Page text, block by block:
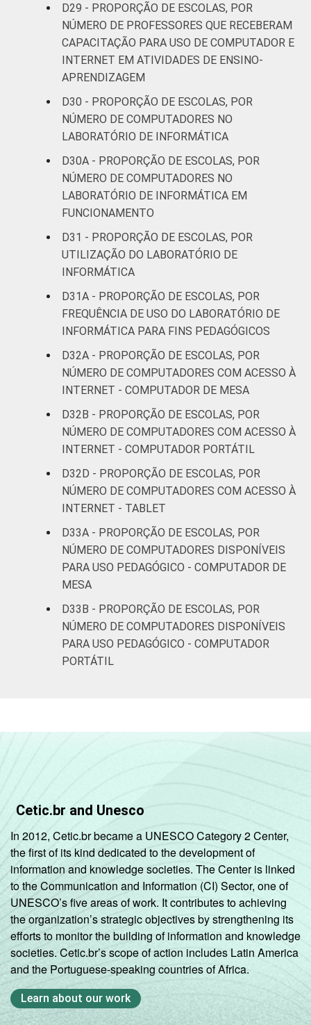
D29 - PROPORÇÃO DE ESCOLAS, POR
NÚMERO DE PROFESSORES QUE RECEBERAM
CAPACITAÇÃO PARA USO DE COMPUTADOR E
INTERNET EM ATIVIDADES DE ENSINO-
APRENDIZAGEM
D30 - PROPORÇÃO DE ESCOLAS, POR
NÚMERO DE COMPUTADORES NO
LABORATÓRIO DE INFORMÁTICA
D30A - PROPORÇÃO DE ESCOLAS, POR
NÚMERO DE COMPUTADORES NO
LABORATÓRIO DE INFORMÁTICA EM
FUNCIONAMENTO
D31 - PROPORÇÃO DE ESCOLAS, POR
UTILIZAÇÃO DO LABORATÓRIO DE
INFORMÁTICA
D31A - PROPORÇÃO DE ESCOLAS, POR
FREQUÊNCIA DE USO DO LABORATÓRIO DE
INFORMÁTICA PARA FINS PEDAGÓGICOS
D32A - PROPORÇÃO DE ESCOLAS, POR
NÚMERO DE COMPUTADORES COM ACESSO À
INTERNET - COMPUTADOR DE MESA
D32B - PROPORÇÃO DE ESCOLAS, POR
NÚMERO DE COMPUTADORES COM ACESSO À
INTERNET - COMPUTADOR PORTÁTIL
D32D - PROPORÇÃO DE ESCOLAS, POR
NÚMERO DE COMPUTADORES COM ACESSO À
INTERNET - TABLET
D33A - PROPORÇÃO DE ESCOLAS, POR
NÚMERO DE COMPUTADORES DISPONÍVEIS
PARA USO PEDAGÓGICO - COMPUTADOR DE
MESA
D33B - PROPORÇÃO DE ESCOLAS, POR
NÚMERO DE COMPUTADORES DISPONÍVEIS
PARA USO PEDAGÓGICO - COMPUTADOR
PORTÁTIL
Cetic.br and Unesco
In 2012, Cetic.br became a UNESCO Category 2 Center,
the first of its kind dedicated to the development of
information and knowledge societies. The Center is linked
to the Communication and Information (CI) Sector, one of
UNESCO’s five areas of work. It contributes to achieving
the organization’s strategic objectives by strengthening its
efforts to monitor the building of information and knowledge
societies. Cetic.br’s scope of action includes Latin America
and the Portuguese-speaking countries of Africa.
Learn about our work